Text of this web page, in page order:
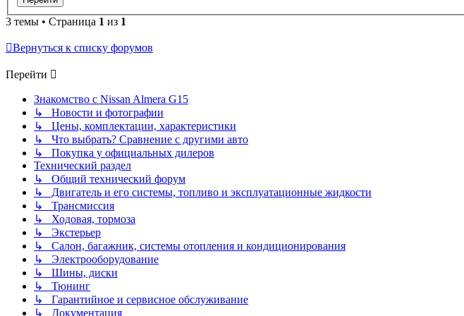
3 темы • Страница 1 из 1
Вернуться к списку форумов
Перейти
Знакомство с Nissan Almera G15
↳ Новости и фотографии
↳ Цены, комплектации, характеристики
↳ Что выбрать? Сравнение с другими авто
↳ Покупка у официальных дилеров
Технический раздел
↳ Общий технический форум
↳ Двигатель и его системы, топливо и эксплуатационные жидкости
↳ Трансмиссия
↳ Ходовая, тормоза
↳ Экстерьер
↳ Салон, багажник, системы отопления и кондиционирования
↳ Электрооборудование
↳ Шины, диски
↳ Тюнинг
↳ Гарантийное и сервисное обслуживание
↳ Документация